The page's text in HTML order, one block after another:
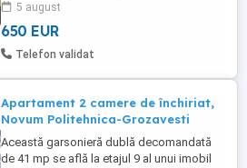
mobilat și utilat cu bun gust * Încălzire în
pardoseală ...
5 august
650 EUR
Telefon validat
Apartament 2 camere de închiriat,
Novum Politehnica-Grozavesti
Această garsonieră dublă decomandată
de 41 mp se află la etajul 9 al unui imobil